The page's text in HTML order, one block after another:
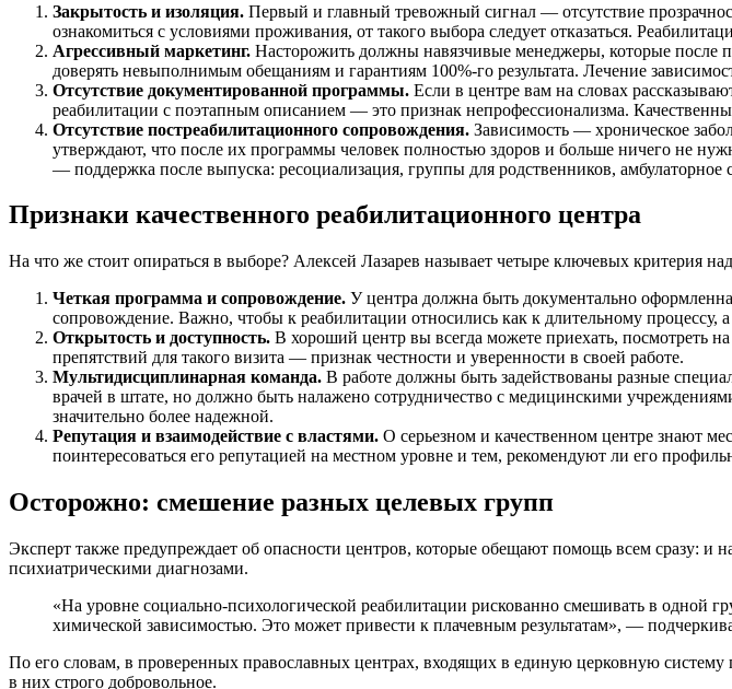
Закрытость и изоляция. Первый и главный тревожный сигнал — отсутствие
ознакомиться с условиями проживания, от такого выбора следует отказаться.
Агрессивный маркетинг. Насторожить должны навязчивые менеджеры, которые после
доверять невыполнимым обещаниям и гарантиям 100%-го результата. Лечение
Отсутствие документированной программы. Если в центре вам на словах
реабилитации с поэтапным описанием — это признак непрофессионализма.
Отсутствие постреабилитационного сопровождения. Зависимость — хроническое
утверждают, что после их программы человек полностью здоров и больше ничего не
— поддержка после выпуска: ресоциализация, группы для родственников, амбулаторное
Признаки качественного реабилитационного центра
На что же стоит опираться в выборе? Алексей Лазарев называет четыре ключевых критерия
Четкая программа и сопровождение. У центра должна быть документально
сопровождение. Важно, чтобы к реабилитации относились как к длительному процессу,
Открытость и доступность. В хороший центр вы всегда можете приехать, посмотреть
препятствий для такого визита — признак честности и уверенности в своей работе.
Мультидисциплинарная команда. В работе должны быть задействованы разные
врачей в штате, но должно быть налажено сотрудничество с медицинскими
значительно более надежной.
Репутация и взаимодействие с властями. О серьезном и качественном центре знают
поинтересоваться его репутацией на местном уровне и тем, рекомендуют ли его
Осторожно: смешение разных целевых групп
Эксперт также предупреждает об опасности центров, которые обещают помощь всем сразу:
психиатрическими диагнозами.
«На уровне социально-психологической реабилитации рискованно смешивать в одной
химической зависимостью. Это может привести к плачевным результатам», —
По его словам, в проверенных православных центрах, входящих в единую церковную
в них строго добровольное.